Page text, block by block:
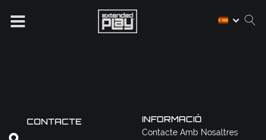
CONTACTE INFORMACIÓ
Contacte Amb Nosaltres